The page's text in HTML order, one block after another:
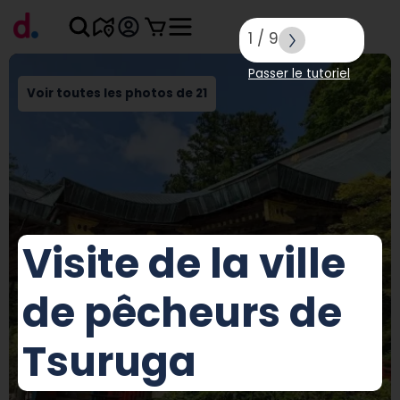
Voir toutes les photos de 21
Visite de la ville
de pêcheurs de
Tsuruga
1 / 9
Passer le tutoriel